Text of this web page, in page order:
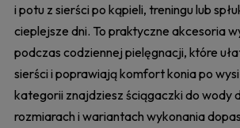
i potu z sierści po kąpieli, treningu lub
cieplejsze dni. To praktyczne akcesoria
podczas codziennej pielęgnacji, które
sierści i poprawiają komfort konia po
kategorii znajdziesz ściągaczki do wody
rozmiarach i wariantach wykonania